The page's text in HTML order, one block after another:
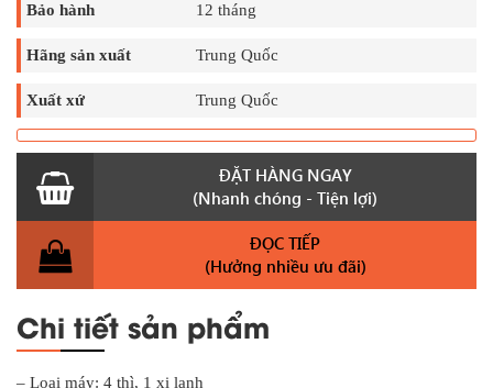
Bảo hành 12 tháng
Hãng sản xuất Trung Quốc
Xuất xứ Trung Quốc
ĐẶT HÀNG NGAY
(Nhanh chóng - Tiện lợi)
ĐỌC TIẾP
(Hưởng nhiều ưu đãi)
Chi tiết sản phẩm
– Loại máy: 4 thì, 1 xi lanh